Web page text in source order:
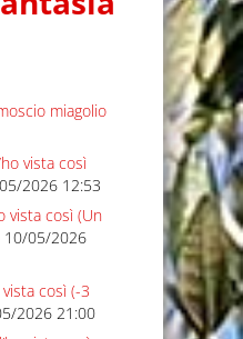
miagolio
vista così
2026 12:53
vista così (Un
10/05/2026
così (-3
2026 21:00